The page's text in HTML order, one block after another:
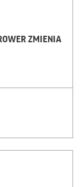
ZMIENIA